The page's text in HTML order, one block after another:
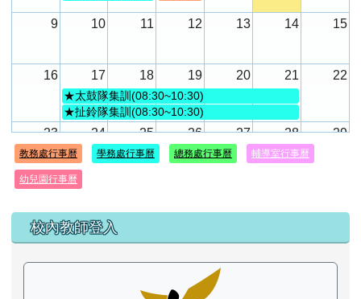
9 10 11 12 13 14 15
16 17 18 19 20 21 22
★太鼓隊集訓(08:30~10:30)
★扯鈴隊集訓(08:30~10:30)
23 24 25 26 27 28 29
田徑隊集訓(08:00~10:30) 7:40a 全校第二次返
113學年度
30
教務處行事曆 學務處行事曆 總務處行事曆
輔導室行事曆
幼兒園行事曆
左邊區域內容
校內教師登入